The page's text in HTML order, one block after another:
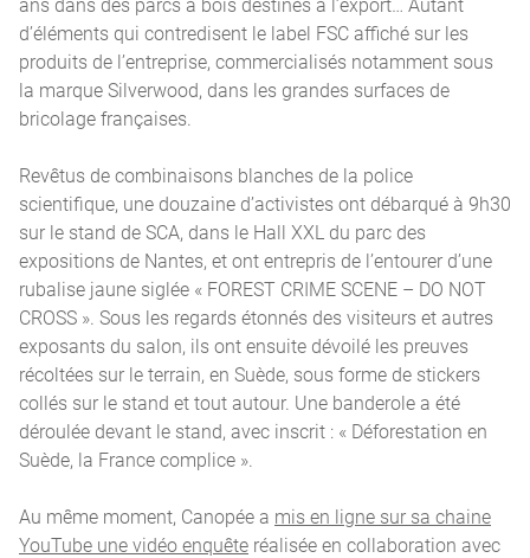
d’éléments qui contredisent le label FSC affiché sur les
produits de l’entreprise, commercialisés notamment sous
la marque Silverwood, dans les grandes surfaces de
bricolage françaises.
Revêtus de combinaisons blanches de la police
scientifique, une douzaine d’activistes ont débarqué à 9h30
sur le stand de SCA, dans le Hall XXL du parc des
expositions de Nantes, et ont entrepris de l’entourer d’une
rubalise jaune siglée « FOREST CRIME SCENE – DO NOT
CROSS ». Sous les regards étonnés des visiteurs et autres
exposants du salon, ils ont ensuite dévoilé les preuves
récoltées sur le terrain, en Suède, sous forme de stickers
collés sur le stand et tout autour. Une banderole a été
déroulée devant le stand, avec inscrit : « Déforestation en
Suède, la France complice ».
Au même moment, Canopée a mis en ligne sur sa chaine
YouTube une vidéo enquête réalisée en collaboration avec